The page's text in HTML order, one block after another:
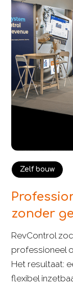
Zelf bouw
zonder
RevControl
professioneel
Het resultaat:
flexibel